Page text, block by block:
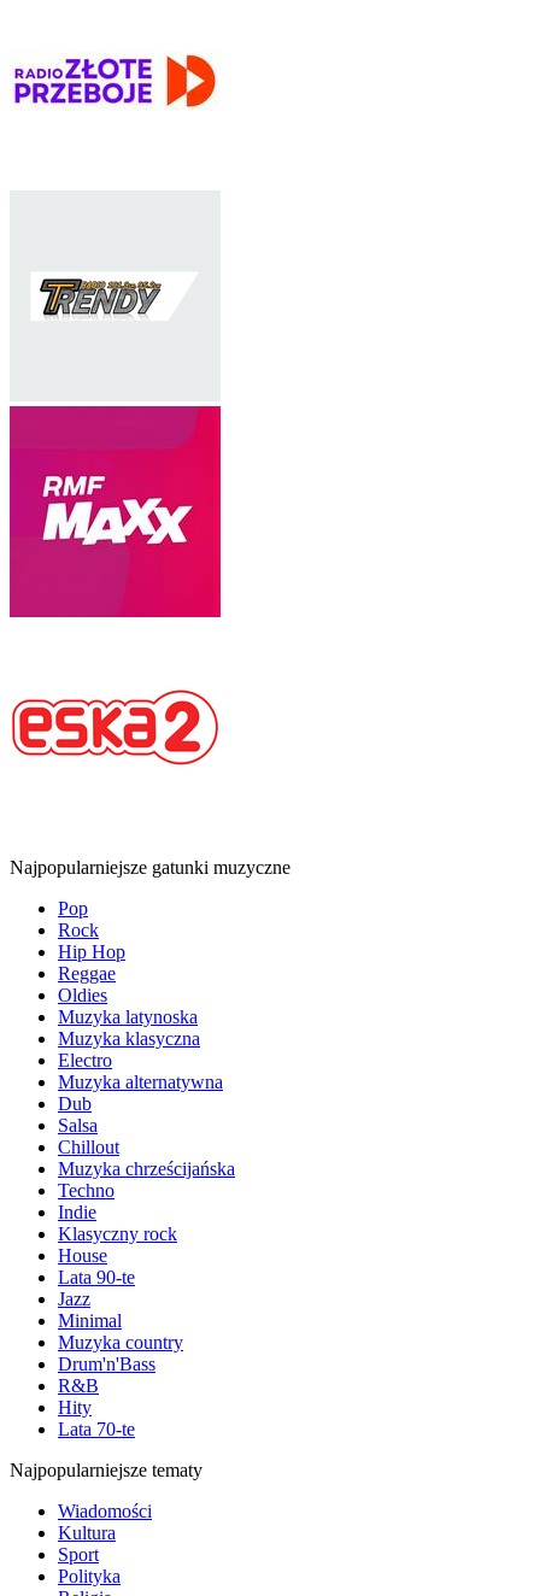
Najpopularniejsze gatunki muzyczne
Pop
Rock
Hip Hop
Reggae
Oldies
Muzyka latynoska
Muzyka klasyczna
Electro
Muzyka alternatywna
Dub
Salsa
Chillout
Muzyka chrześcijańska
Techno
Indie
Klasyczny rock
House
Lata 90-te
Jazz
Minimal
Muzyka country
Drum'n'Bass
R&B
Hity
Lata 70-te
Najpopularniejsze tematy
Wiadomości
Kultura
Sport
Polityka